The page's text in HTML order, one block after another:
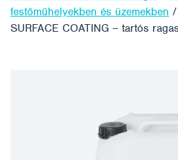
festőműhelyekben és üzemekben /
SURFACE COATING – tartós